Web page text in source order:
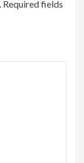
Required fields